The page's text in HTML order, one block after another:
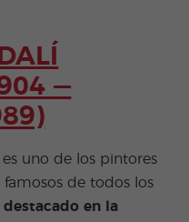
—
es uno de los pintores
de todos los
destacado en la